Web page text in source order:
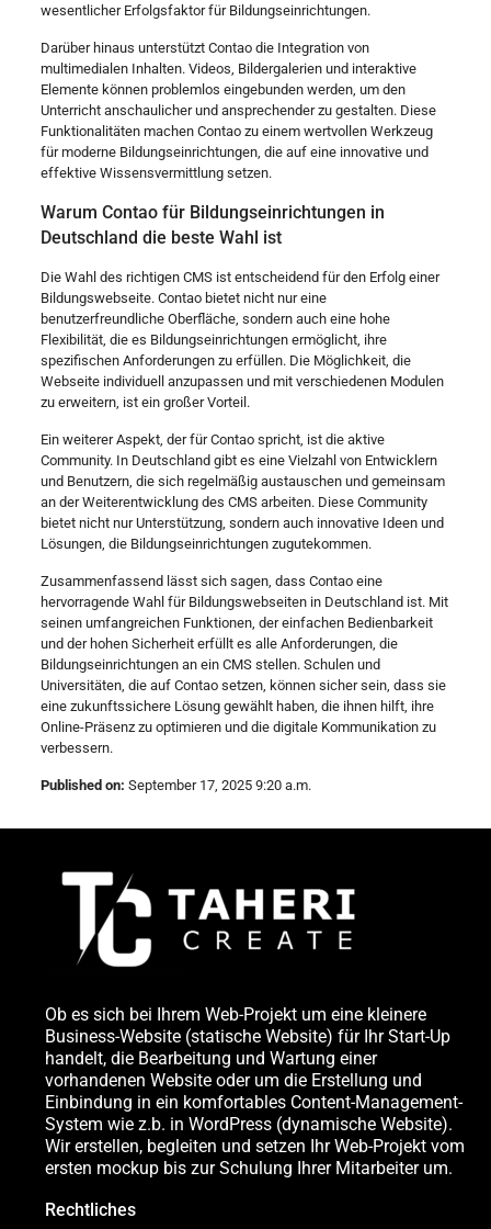
wesentlicher Erfolgsfaktor für Bildungseinrichtungen.
Darüber hinaus unterstützt Contao die Integration von
multimedialen Inhalten. Videos, Bildergalerien und interaktive
Elemente können problemlos eingebunden werden, um den
Unterricht anschaulicher und ansprechender zu gestalten. Diese
Funktionalitäten machen Contao zu einem wertvollen Werkzeug
für moderne Bildungseinrichtungen, die auf eine innovative und
effektive Wissensvermittlung setzen.
Warum Contao für Bildungseinrichtungen in
Deutschland die beste Wahl ist
Die Wahl des richtigen CMS ist entscheidend für den Erfolg einer
Bildungswebseite. Contao bietet nicht nur eine
benutzerfreundliche Oberfläche, sondern auch eine hohe
Flexibilität, die es Bildungseinrichtungen ermöglicht, ihre
spezifischen Anforderungen zu erfüllen. Die Möglichkeit, die
Webseite individuell anzupassen und mit verschiedenen Modulen
zu erweitern, ist ein großer Vorteil.
Ein weiterer Aspekt, der für Contao spricht, ist die aktive
Community. In Deutschland gibt es eine Vielzahl von Entwicklern
und Benutzern, die sich regelmäßig austauschen und gemeinsam
an der Weiterentwicklung des CMS arbeiten. Diese Community
bietet nicht nur Unterstützung, sondern auch innovative Ideen und
Lösungen, die Bildungseinrichtungen zugutekommen.
Zusammenfassend lässt sich sagen, dass Contao eine
hervorragende Wahl für Bildungswebseiten in Deutschland ist. Mit
seinen umfangreichen Funktionen, der einfachen Bedienbarkeit
und der hohen Sicherheit erfüllt es alle Anforderungen, die
Bildungseinrichtungen an ein CMS stellen. Schulen und
Universitäten, die auf Contao setzen, können sicher sein, dass sie
eine zukunftssichere Lösung gewählt haben, die ihnen hilft, ihre
Online-Präsenz zu optimieren und die digitale Kommunikation zu
verbessern.
Published on: September 17, 2025 9:20 a.m.
Ob es sich bei Ihrem Web-Projekt um eine kleinere
Business-Website (statische Website) für Ihr Start-Up
handelt, die Bearbeitung und Wartung einer
vorhandenen Website oder um die Erstellung und
Einbindung in ein komfortables Content-Management-
System wie z.b. in WordPress (dynamische Website).
Wir erstellen, begleiten und setzen Ihr Web-Projekt vom
ersten mockup bis zur Schulung Ihrer Mitarbeiter um.
Rechtliches